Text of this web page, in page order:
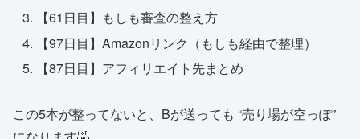
【61日目】もしも審査の整え方
【97日目】Amazonリンク（もしも経由で整理）
【87日目】アフィリエイト先まとめ
この5本が整ってないと、Bが送っても “売り場が空っぽ”